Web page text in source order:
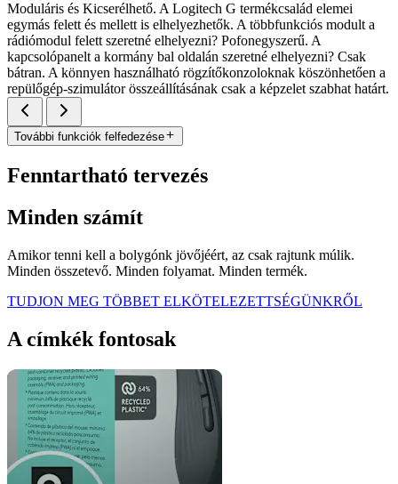
Moduláris és Kicserélhető. A Logitech G termékcsalád elemei
egymás felett és mellett is elhelyezhetők. A többfunkciós modult a
rádiómodul felett szeretné elhelyezni? Pofonegyszerű. A
kapcsolópanelt a kormány bal oldalán szeretné elhelyezni? Csak
bátran. A könnyen használható rögzítőkonzoloknak köszönhetően a
repülőgép-szimulátor összeállításának csak a képzelet szabhat határt.
További funkciók felfedezése
Fenntartható tervezés
Minden számít
Amikor tenni kell a bolygónk jövőjéért, az csak rajtunk múlik.
Minden összetevő. Minden folyamat. Minden termék.
TUDJON MEG TÖBBET ELKÖTELEZETTSÉGÜNKRŐL
A címkék fontosak